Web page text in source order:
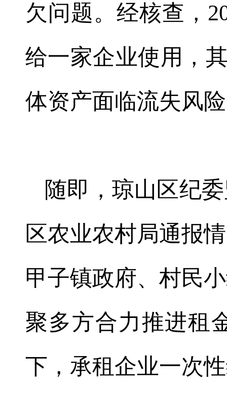
欠问题。经核查，
给一家企业使用，
体资产面临流失风
随即，琼山区纪
区农业农村局通报
甲子镇政府、村民
聚多方合力推进租
下，承租企业一次